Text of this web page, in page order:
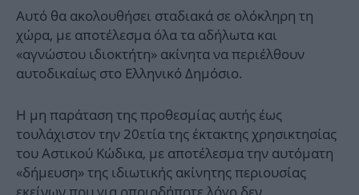
Αυτό θα ακολουθήσει σταδιακά σε ολόκληρη τη
χώρα, με αποτέλεσμα όλα τα αδήλωτα και
«αγνώστου ιδιοκτήτη» ακίνητα να περιέλθουν
αυτοδικαίως στο Ελληνικό Δημόσιο.
Η μη παράταση της προθεσμίας αυτής έως
τουλάχιστον την 20ετία της έκτακτης χρησικτησίας
του Αστικού Κώδικα, με αποτέλεσμα την αυτόματη
«δήμευση» της ιδιωτικής ακίνητης περιουσίας